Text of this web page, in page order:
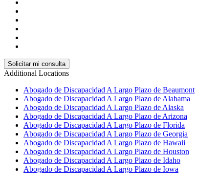
Additional Locations
Abogado de Discapacidad A Largo Plazo de Beaumont
Abogado de Discapacidad A Largo Plazo de Alabama
Abogado de Discapacidad A Largo Plazo de Alaska
Abogado de Discapacidad A Largo Plazo de Arizona
Abogado de Discapacidad A Largo Plazo de Florida
Abogado de Discapacidad A Largo Plazo de Georgia
Abogado de Discapacidad A Largo Plazo de Hawaii
Abogado de Discapacidad A Largo Plazo de Houston
Abogado de Discapacidad A Largo Plazo de Idaho
Abogado de Discapacidad A Largo Plazo de Iowa